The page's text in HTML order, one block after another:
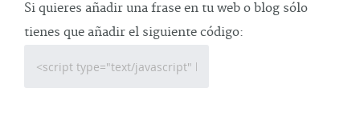
Si quieres añadir una frase en tu web o blog sólo
tienes que añadir el siguiente código: